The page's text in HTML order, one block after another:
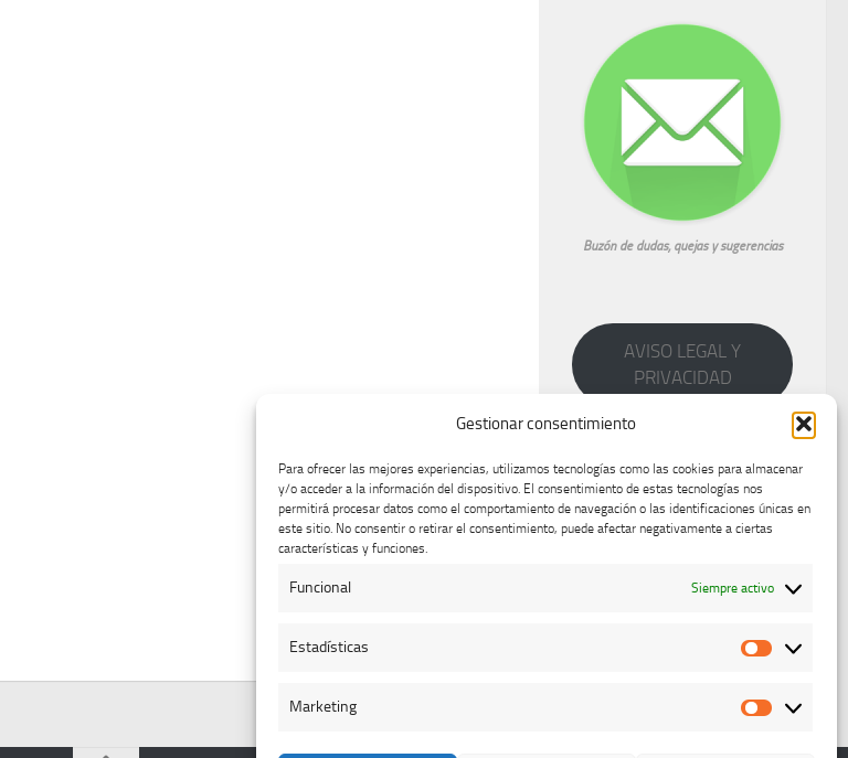
Gestionar consentimiento
Para ofrecer las mejores experiencias, utilizamos tecnologías como las cookies para almacenar
y/o acceder a la información del dispositivo. El consentimiento de estas tecnologías nos
permitirá procesar datos como el comportamiento de navegación o las identificaciones únicas en
este sitio. No consentir o retirar el consentimiento, puede afectar negativamente a ciertas
características y funciones.
Funcional Siempre activo
Estadísticas
Marketing
Marketing
Buzón de dudas, quejas y sugerencias
AVISO LEGAL Y
PRIVACIDAD